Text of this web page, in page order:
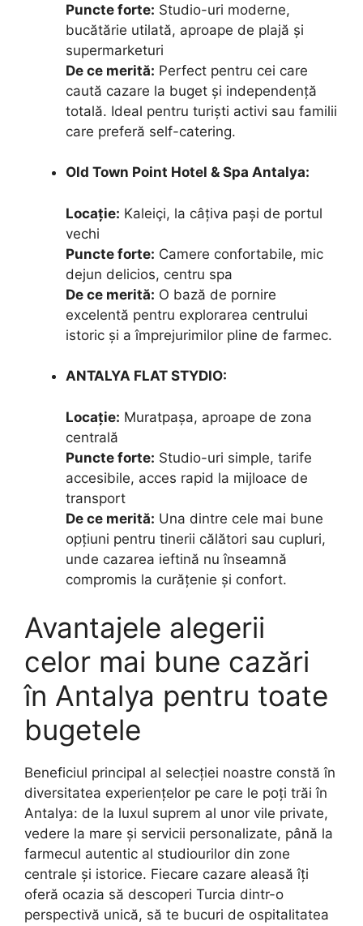
Puncte forte: Studio-uri moderne,
bucătărie utilată, aproape de plajă și
supermarketuri
De ce merită: Perfect pentru cei care
caută cazare la buget și independență
totală. Ideal pentru turiști activi sau familii
care preferă self-catering.
Old Town Point Hotel & Spa Antalya:
Locație: Kaleiçi, la câțiva pași de portul
vechi
Puncte forte: Camere confortabile, mic
dejun delicios, centru spa
De ce merită: O bază de pornire
excelentă pentru explorarea centrului
istoric și a împrejurimilor pline de farmec.
ANTALYA FLAT STYDIO:
Locație: Muratpaşa, aproape de zona
centrală
Puncte forte: Studio-uri simple, tarife
accesibile, acces rapid la mijloace de
transport
De ce merită: Una dintre cele mai bune
opțiuni pentru tinerii călători sau cupluri,
unde cazarea ieftină nu înseamnă
compromis la curățenie și confort.
Avantajele alegerii
celor mai bune cazări
în Antalya pentru toate
bugetele
Beneficiul principal al selecției noastre constă în
diversitatea experiențelor pe care le poți trăi în
Antalya: de la luxul suprem al unor vile private,
vedere la mare și servicii personalizate, până la
farmecul autentic al studiourilor din zone
centrale și istorice. Fiecare cazare aleasă îți
oferă ocazia să descoperi Turcia dintr-o
perspectivă unică, să te bucuri de ospitalitatea